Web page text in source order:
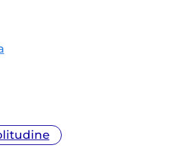
materno-